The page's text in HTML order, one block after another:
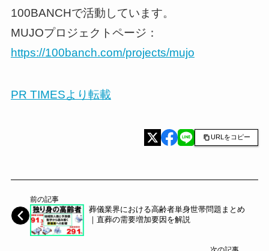
100BANCHで活動しています。
MUJOプロジェクトページ：
https://100banch.com/projects/mujo
PR TIMESより転載
URLをコピー
前の記事
葬儀業界における高齢者単身世帯問題まとめ
｜直葬の需要増加要因を解説